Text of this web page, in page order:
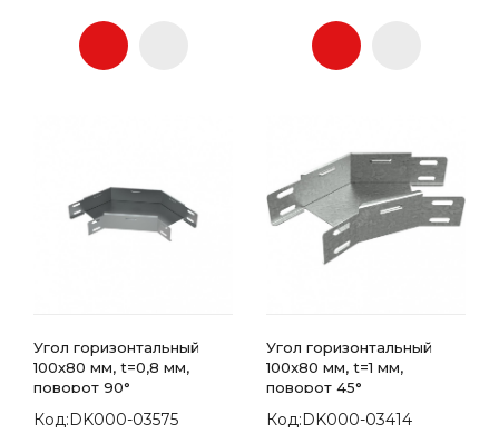
Угол горизонтальный
100x80 мм, t=0,8 мм,
поворот 90°
Код:DK000-03575
Угол горизонтальный
100x80 мм, t=1 мм,
поворот 45°
Код:DK000-03414